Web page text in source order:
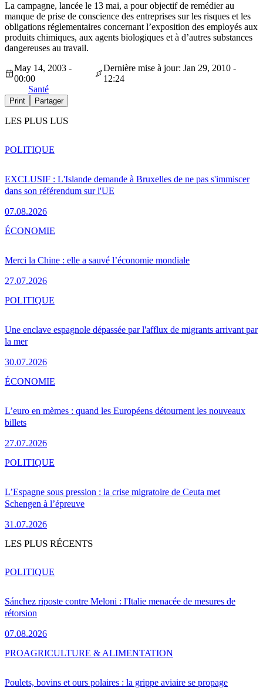
La campagne, lancée le 13 mai, a pour objectif de remédier au
manque de prise de conscience des entreprises sur les risques et les
obligations réglementaires concernant l’exposition des employés aux
produits chimiques, aux agents biologiques et à d’autres substances
dangereuses au travail.
May 14, 2003 -
00:00
Dernière mise à jour: Jan 29, 2010 -
12:24
Santé
Print Partager
LES PLUS LUS
EXCLUSIF : L'Islande demande à Bruxelles de ne pas s'immiscer
dans son référendum sur l'UE
07.08.2026
POLITIQUE
Merci la Chine : elle a sauvé l’économie mondiale
27.07.2026
ÉCONOMIE
Une enclave espagnole dépassée par l'afflux de migrants arrivant par
la mer
30.07.2026
POLITIQUE
L’euro en mèmes : quand les Européens détournent les nouveaux
billets
27.07.2026
ÉCONOMIE
L’Espagne sous pression : la crise migratoire de Ceuta met
Schengen à l’épreuve
31.07.2026
POLITIQUE
LES PLUS RÉCENTS
Sánchez riposte contre Meloni : l'Italie menacée de mesures de
rétorsion
07.08.2026
POLITIQUE
Poulets, bovins et ours polaires : la grippe aviaire se propage
PROAGRICULTURE & ALIMENTATION